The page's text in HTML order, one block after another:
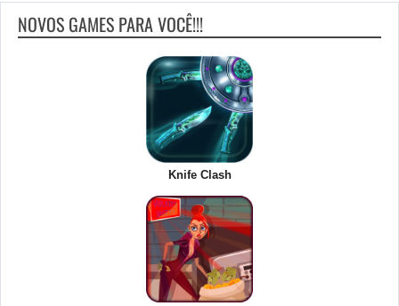
NOVOS GAMES PARA VOCÊ!!!
Knife Clash